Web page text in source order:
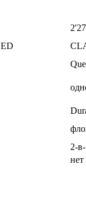
2-
нет